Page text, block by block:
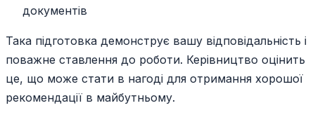
документів
Така підготовка демонструє вашу відповідальність і
поважне ставлення до роботи. Керівництво оцінить
це, що може стати в нагоді для отримання хорошої
рекомендації в майбутньому.